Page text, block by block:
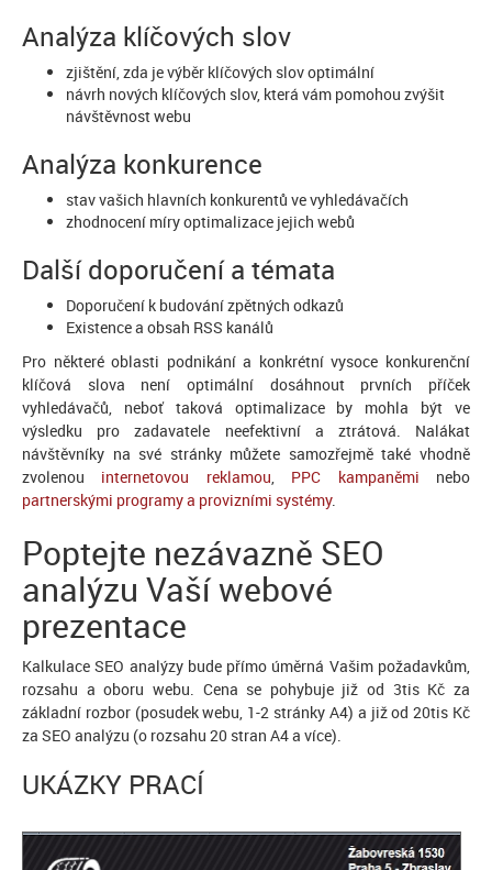
Analýza klíčových slov
zjištění, zda je výběr klíčových slov optimální
návrh nových klíčových slov, která vám pomohou zvýšit
návštěvnost webu
Analýza konkurence
stav vašich hlavních konkurentů ve vyhledávačích
zhodnocení míry optimalizace jejich webů
Další doporučení a témata
Doporučení k budování zpětných odkazů
Existence a obsah RSS kanálů
Pro některé oblasti podnikání a konkrétní vysoce konkurenční
klíčová slova není optimální dosáhnout prvních příček
vyhledávačů, neboť taková optimalizace by mohla být ve
výsledku pro zadavatele neefektivní a ztrátová. Nalákat
návštěvníky na své stránky můžete samozřejmě také vhodně
zvolenou internetovou reklamou PPC kampaněmi nebo
partnerskými programy a provizními systémy.
Poptejte nezávazně SEO
analýzu Vaší webové
prezentace
Kalkulace SEO analýzy bude přímo úměrná Vašim požadavkům,
rozsahu a oboru webu. Cena se pohybuje již od 3tis Kč za
základní rozbor (posudek webu, 1-2 stránky A4) a již od 20tis Kč
za SEO analýzu (o rozsahu 20 stran A4 a více).
UKÁZKY PRACÍ